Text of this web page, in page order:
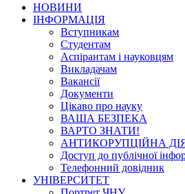
НОВИНИ
ІНФОРМАЦІЯ
Вступникам
Студентам
Аспірантам і науковцям
Викладачам
Вакансії
Документи
Цікаво про науку
ВАША БЕЗПЕКА
ВАРТО ЗНАТИ!
АНТИКОРУПЦІЙНА
Доступ до публічної
Телефонний довідник
УНІВЕРСИТЕТ